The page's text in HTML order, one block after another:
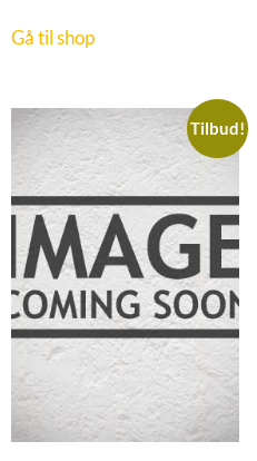
Gå til shop
Tilbud!